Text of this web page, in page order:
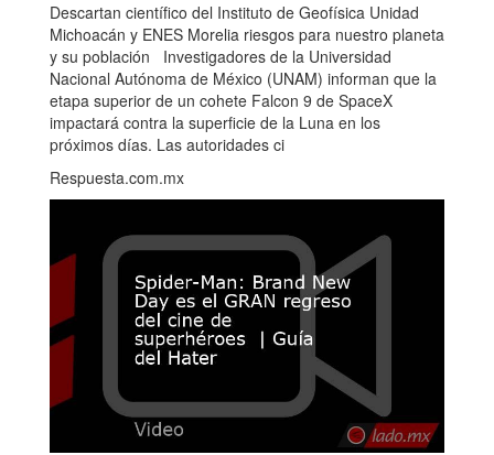
Descartan científico del Instituto de Geofísica Unidad
Michoacán y ENES Morelia riesgos para nuestro planeta
y su población Investigadores de la Universidad
Nacional Autónoma de México (UNAM) informan que la
etapa superior de un cohete Falcon 9 de SpaceX
impactará contra la superficie de la Luna en los
próximos días. Las autoridades ci
Respuesta.com.mx